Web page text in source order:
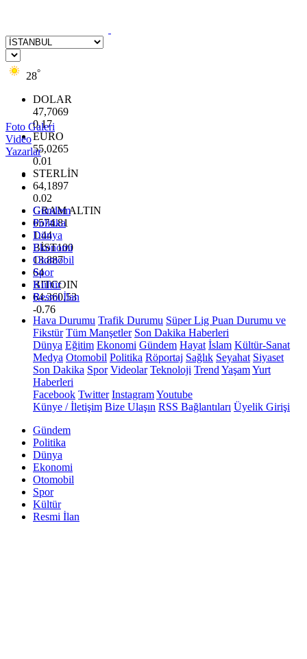
28°
DOLAR
47,7069
0.17
EURO
55,0265
0.01
STERLİN
64,1897
0.02
GRAM ALTIN
6574.81
1.44
BİST100
13.887
64
BITCOIN
64.360,53
-0.76
Foto Galeri
Video
Yazarlar
Gündem
Politika
Dünya
Ekonomi
Otomobil
Spor
Kültür
Resmi İlan
Hava Durumu Trafik Durumu Süper Lig Puan Durumu ve
Fikstür Tüm Manşetler Son Dakika Haberleri
Dünya Eğitim Ekonomi Gündem Hayat İslam Kültür-Sanat
Medya Otomobil Politika Röportaj Sağlık Seyahat Siyaset
Son Dakika Spor Videolar Teknoloji Trend YaşamYurt
Haberleri
Facebook Twitter InstagramYoutube
Künye / İletişim Bize Ulaşın RSS Bağlantıları Üyelik Girişi
Gündem
Politika
Dünya
Ekonomi
Otomobil
Spor
Kültür
Resmi İlan